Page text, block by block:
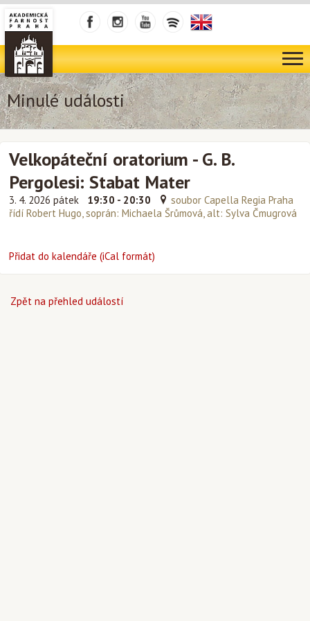
Minulé události
Velkopáteční oratorium - G. B.
Pergolesi: Stabat Mater
3. 4. 2026 pátek 19:30 - 20:30
soubor Capella Regia Praha
řídí Robert Hugo, soprán: Michaela Šrůmová, alt: Sylva Čmugrová
Přidat do kalendáře (iCal formát)
Zpět na přehled událostí